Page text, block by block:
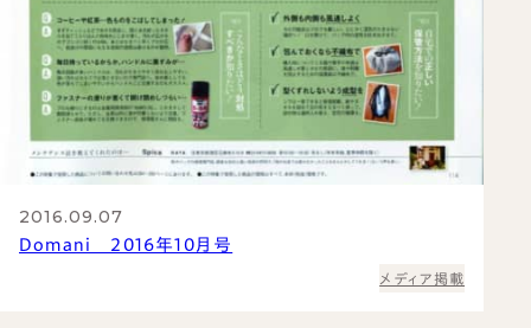
2016.09.07
Domani 2016年10月号
メディア掲載